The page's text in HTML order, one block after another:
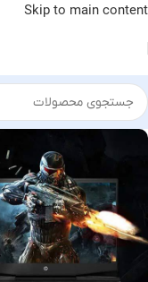
Skip to main content